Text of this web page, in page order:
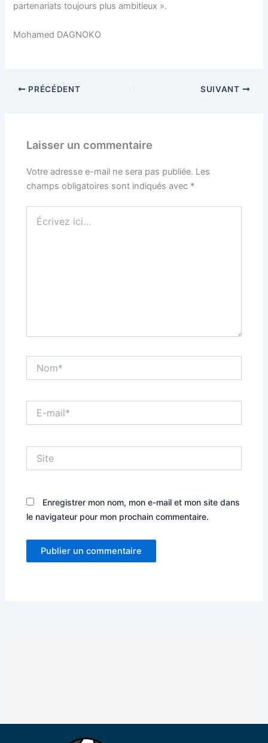
partenariats toujours plus ambitieux ».
Mohamed DAGNOKO
PRÉCÉDENT SUIVANT
Laisser un commentaire
Votre adresse e-mail ne sera pas publiée. Les
champs obligatoires sont indiqués avec *
ici…
mail*
Enregistrer mon nom, mon e-mail et mon site dans
le navigateur pour mon prochain commentaire.